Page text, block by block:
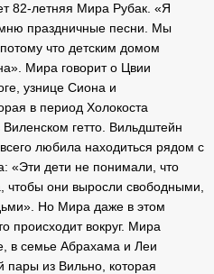
82-летняя Мира Рубак. «Я
праздничные песни. Мы
что детским домом
Мира говорит о Цвии
узнице Сиона и
в период Холокоста
гетто. Вильдштейн
любила находиться рядом с
«Эти дети не понимали, что
чтобы они выросли свободными,
Но Мира даже в этом
происходит вокруг. Мира
в семье Абрахама и Леи
пары из Вильно, которая